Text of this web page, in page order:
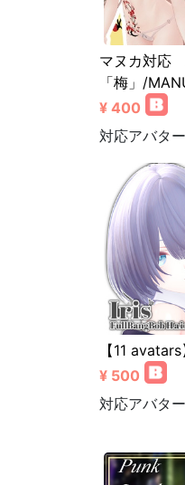
マヌカ対応
「梅」/
¥ 400
対応アバター
【11
¥ 500
対応アバター